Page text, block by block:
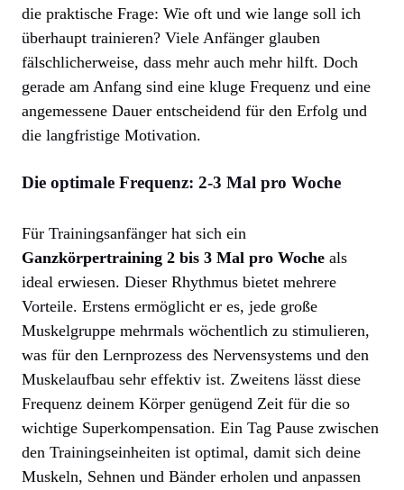
die praktische Frage: Wie oft und wie lange soll ich
überhaupt trainieren? Viele Anfänger glauben
fälschlicherweise, dass mehr auch mehr hilft. Doch
gerade am Anfang sind eine kluge Frequenz und eine
angemessene Dauer entscheidend für den Erfolg und
die langfristige Motivation.
Die optimale Frequenz: 2-3 Mal pro Woche
Für Trainingsanfänger hat sich ein
Ganzkörpertraining 2 bis 3 Mal pro Woche als
ideal erwiesen. Dieser Rhythmus bietet mehrere
Vorteile. Erstens ermöglicht er es, jede große
Muskelgruppe mehrmals wöchentlich zu stimulieren,
was für den Lernprozess des Nervensystems und den
Muskelaufbau sehr effektiv ist. Zweitens lässt diese
Frequenz deinem Körper genügend Zeit für die so
wichtige Superkompensation. Ein Tag Pause zwischen
den Trainingseinheiten ist optimal, damit sich deine
Muskeln, Sehnen und Bänder erholen und anpassen